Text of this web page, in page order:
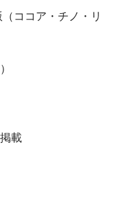
ココア・チノ・リ
載